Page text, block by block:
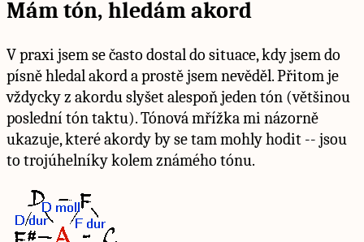
Mám tón, hledám akord
V praxi jsem se často dostal do situace, kdy jsem do
písně hledal akord a prostě jsem nevěděl. Přitom je
vždycky z akordu slyšet alespoň jeden tón (většinou
poslední tón taktu). Tónová mřížka mi názorně
ukazuje, které akordy by se tam mohly hodit -- jsou
to trojúhelníky kolem známého tónu.